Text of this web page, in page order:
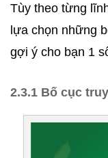
Tùy theo từng
lựa chọn những
gợi ý cho bạn 1
2.3.1 Bố cục